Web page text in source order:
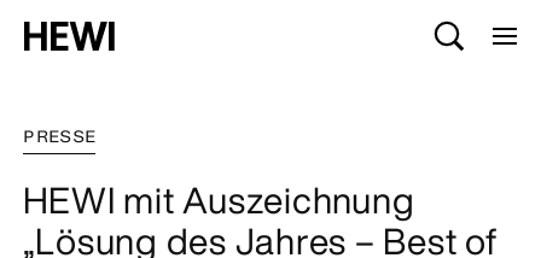
PRESSE
HEWI mit Auszeichnung
„Lösung des Jahres – Best of